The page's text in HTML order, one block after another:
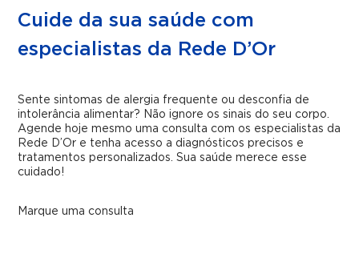
Cuide da sua saúde com
especialistas da Rede D’Or
Sente sintomas de alergia frequente ou desconfia de
intolerância alimentar? Não ignore os sinais do seu corpo.
Agende hoje mesmo uma consulta com os especialistas da
Rede D’Or e tenha acesso a diagnósticos precisos e
tratamentos personalizados. Sua saúde merece esse
cuidado!
Marque uma consulta